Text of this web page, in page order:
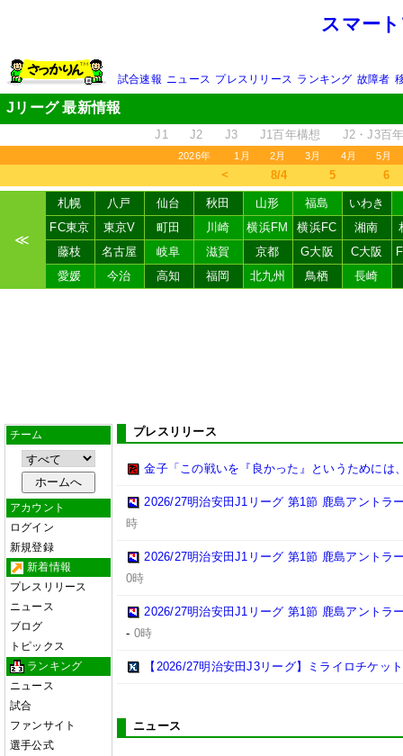
スマー
試合速報 ニュース プレスリリース ランキング 故障者
Jリーグ 最新情報
J1 J2 J3 J1百年構想 J2・J3百
2026年 1月 2月 3月 4月 5月
＜ 8/4 5 6
≪
札幌 八戸 仙台 秋田 山形 福島
いわき
FC東京
東京V 町田 川崎 横浜FM 横浜FC 湘南
藤枝
名古屋 岐阜 滋賀 京都 G大阪 C大阪
愛媛
今治 高知 福岡 北九州 鳥栖 長崎
チーム
アカウント
ログイン
新規登録
新着情報
プレスリリース
ニュース
ブログ
トピックス
ランキング
ニュース
試合
ファンサイト
選手公式
プレスリリース
金子「この戦いを『良かった』というためには
2026/27明治安田J1リーグ 第1節 鹿島アントラ
時
2026/27明治安田J1リーグ 第1節 鹿島アントラ
0時
2026/27明治安田J1リーグ 第1節 鹿島アントラ
- 0時
【2026/27明治安田J3リーグ】ミライロチケッ
ニュース